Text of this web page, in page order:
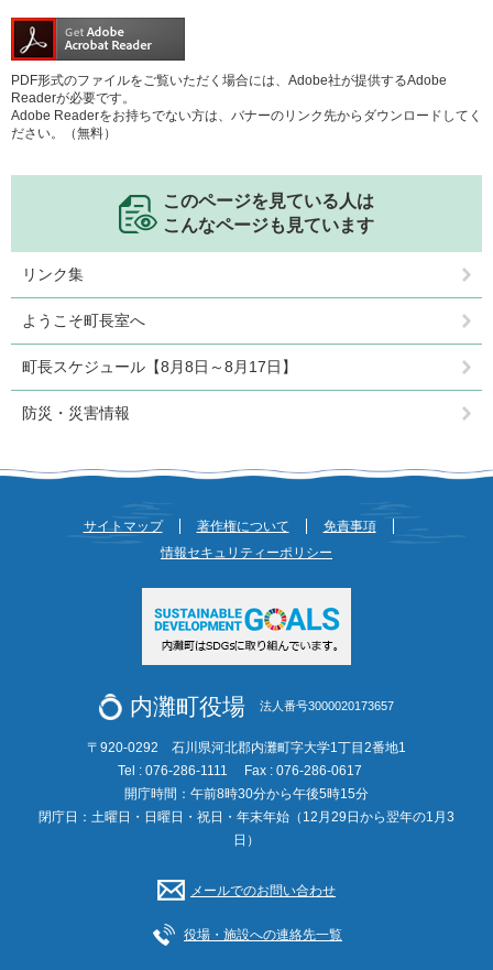
PDF形式のファイルをご覧いただく場合には、Adobe社が提供するAdobe
Readerが必要です。
Adobe Readerをお持ちでない方は、バナーのリンク先からダウンロードしてく
ださい。（無料）
このページを見ている人は
こんなページも見ています
リンク集
ようこそ町長室へ
町長スケジュール【8月8日～8月17日】
防災・災害情報
サイトマップ 著作権について
免責事項
情報セキュリティーポリシー
内灘町役場 法人番号3000020173657
〒920-0292 石川県河北郡内灘町字大学1丁目2番地1
Tel : 076-286-1111
Fax : 076-286-0617
開庁時間：午前8時30分から午後5時15分
閉庁日：土曜日・日曜日・祝日・年末年始（12月29日から翌年の1月3
日）
メールでのお問い合わせ
役場・施設への連絡先一覧